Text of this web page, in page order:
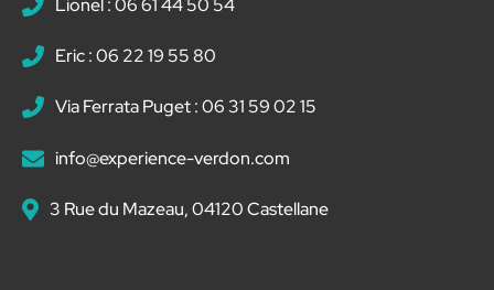
Eric : 06 22 19 55 80
Via Ferrata Puget : 06 31 59 02 15
info@experience-verdon.com
3 Rue du Mazeau, 04120 Castellane